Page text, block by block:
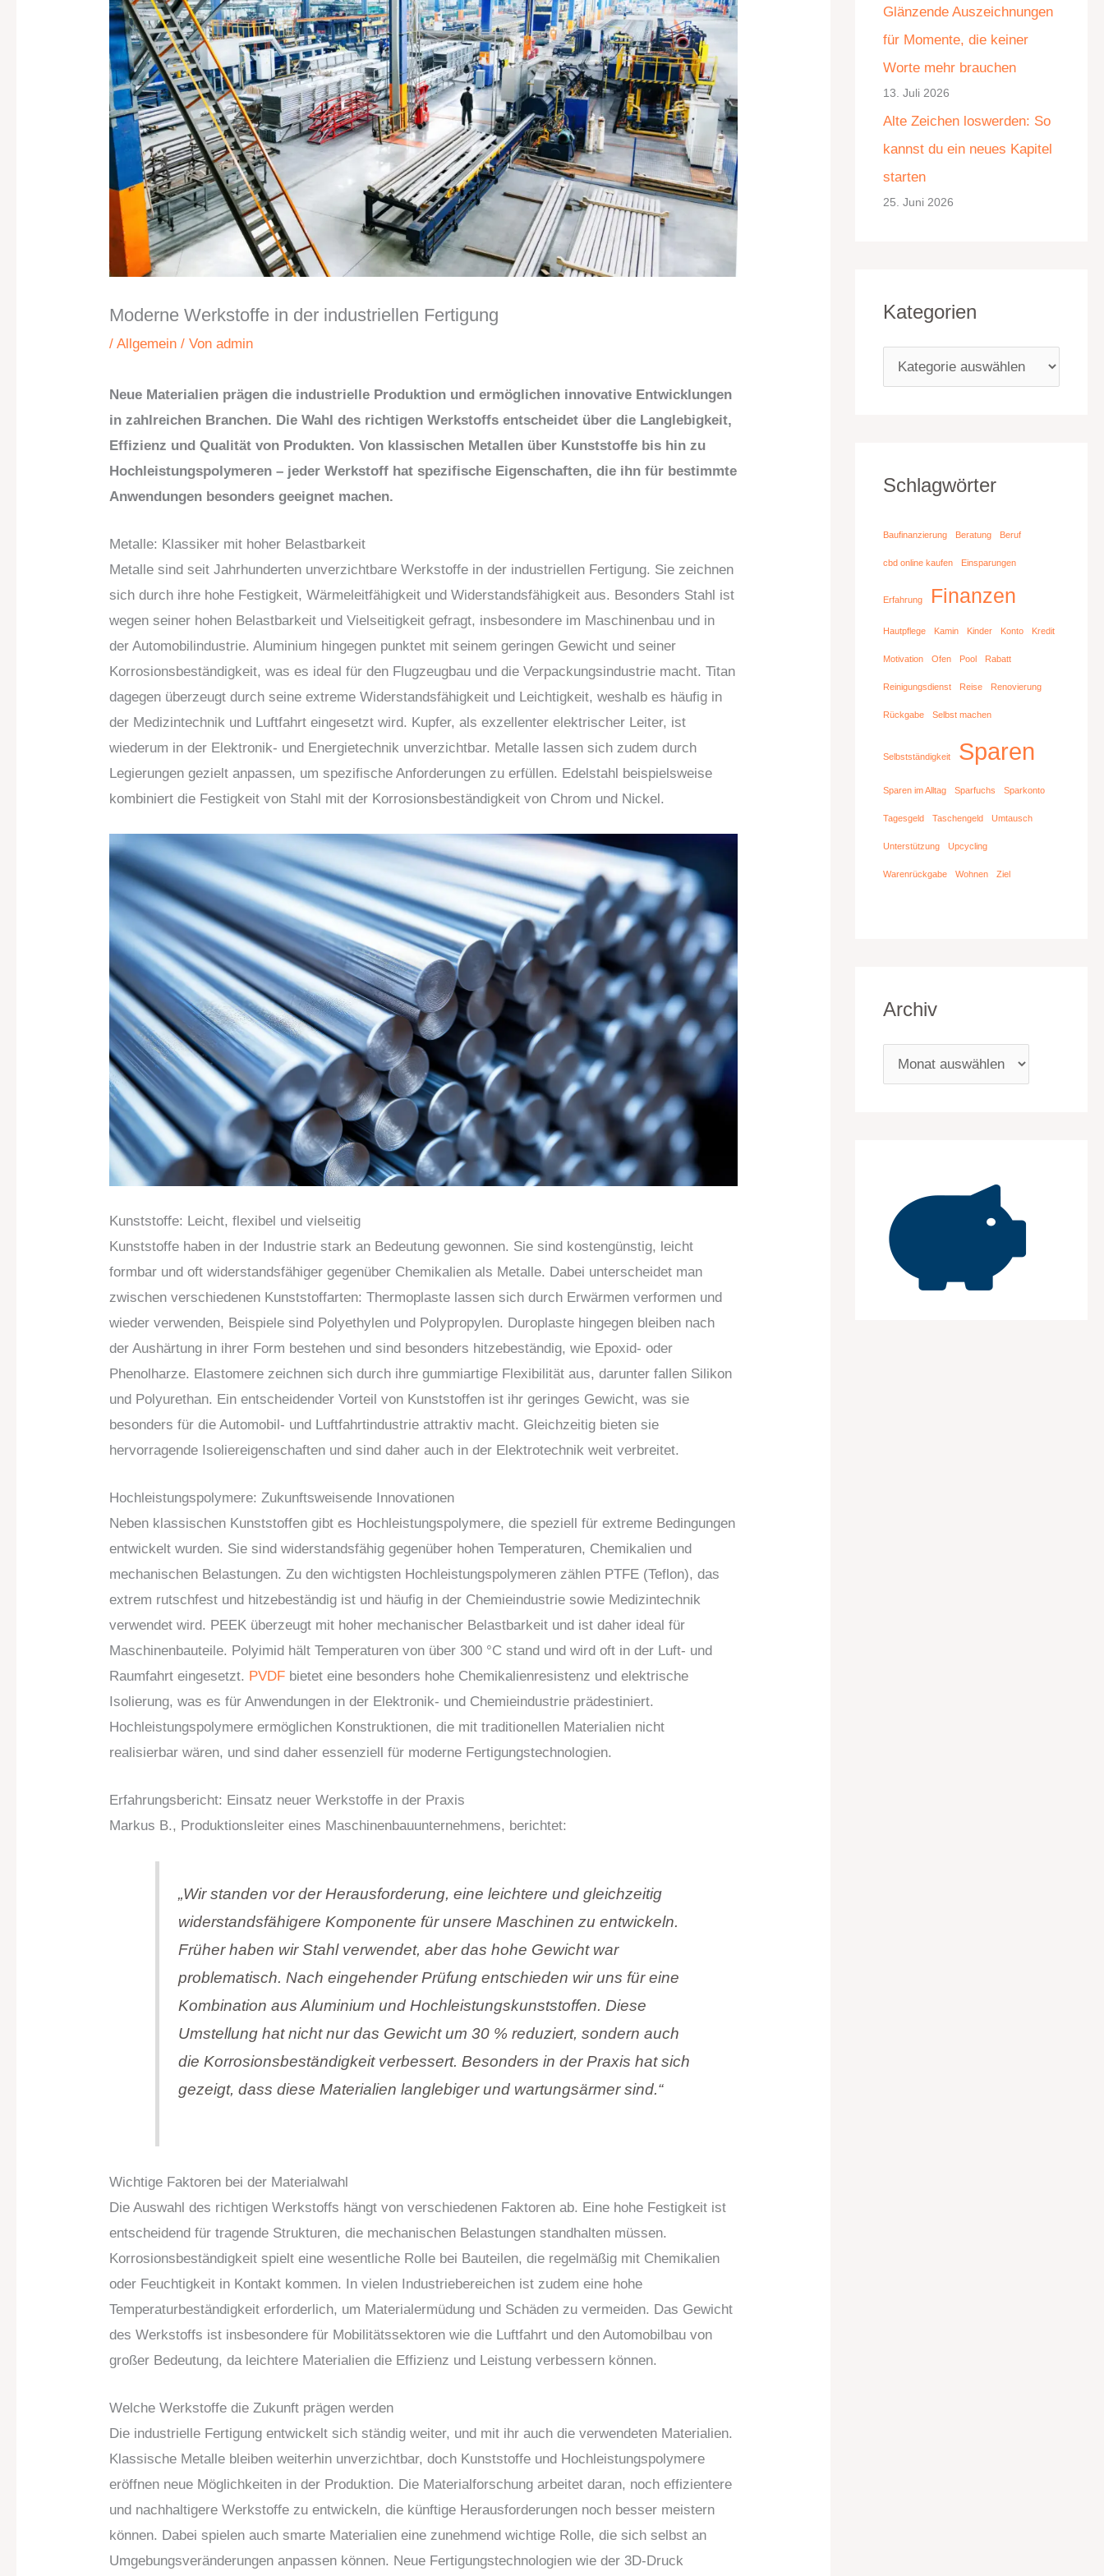
Moderne Werkstoffe in der industriellen Fertigung
/Allgemein / Vonadmin
Neue Materialien prägen die industrielle Produktion und ermöglichen innovative Entwicklungen
in zahlreichen Branchen. Die Wahl des richtigen Werkstoffs entscheidet über die Langlebigkeit,
Effizienz und Qualität von Produkten. Von klassischen Metallen über Kunststoffe bis hin zu
Hochleistungspolymeren – jeder Werkstoff hat spezifische Eigenschaften, die ihn für bestimmte
Anwendungen besonders geeignet machen.
Metalle: Klassiker mit hoher Belastbarkeit
Metalle sind seit Jahrhunderten unverzichtbare Werkstoffe in der industriellen Fertigung. Sie zeichnen
sich durch ihre hohe Festigkeit, Wärmeleitfähigkeit und Widerstandsfähigkeit aus. Besonders Stahl ist
wegen seiner hohen Belastbarkeit und Vielseitigkeit gefragt, insbesondere im Maschinenbau und in
der Automobilindustrie. Aluminium hingegen punktet mit seinem geringen Gewicht und seiner
Korrosionsbeständigkeit, was es ideal für den Flugzeugbau und die Verpackungsindustrie macht. Titan
dagegen überzeugt durch seine extreme Widerstandsfähigkeit und Leichtigkeit, weshalb es häufig in
der Medizintechnik und Luftfahrt eingesetzt wird. Kupfer, als exzellenter elektrischer Leiter, ist
wiederum in der Elektronik- und Energietechnik unverzichtbar. Metalle lassen sich zudem durch
Legierungen gezielt anpassen, um spezifische Anforderungen zu erfüllen. Edelstahl beispielsweise
kombiniert die Festigkeit von Stahl mit der Korrosionsbeständigkeit von Chrom und Nickel.
Kunststoffe: Leicht, flexibel und vielseitig
Kunststoffe haben in der Industrie stark an Bedeutung gewonnen. Sie sind kostengünstig, leicht
formbar und oft widerstandsfähiger gegenüber Chemikalien als Metalle. Dabei unterscheidet man
zwischen verschiedenen Kunststoffarten: Thermoplaste lassen sich durch Erwärmen verformen und
wieder verwenden, Beispiele sind Polyethylen und Polypropylen. Duroplaste hingegen bleiben nach
der Aushärtung in ihrer Form bestehen und sind besonders hitzebeständig, wie Epoxid- oder
Phenolharze. Elastomere zeichnen sich durch ihre gummiartige Flexibilität aus, darunter fallen Silikon
und Polyurethan. Ein entscheidender Vorteil von Kunststoffen ist ihr geringes Gewicht, was sie
besonders für die Automobil- und Luftfahrtindustrie attraktiv macht. Gleichzeitig bieten sie
hervorragende Isoliereigenschaften und sind daher auch in der Elektrotechnik weit verbreitet.
Hochleistungspolymere: Zukunftsweisende Innovationen
Neben klassischen Kunststoffen gibt es Hochleistungspolymere, die speziell für extreme Bedingungen
entwickelt wurden. Sie sind widerstandsfähig gegenüber hohen Temperaturen, Chemikalien und
mechanischen Belastungen. Zu den wichtigsten Hochleistungspolymeren zählen PTFE (Teflon), das
extrem rutschfest und hitzebeständig ist und häufig in der Chemieindustrie sowie Medizintechnik
verwendet wird. PEEK überzeugt mit hoher mechanischer Belastbarkeit und ist daher ideal für
Maschinenbauteile. Polyimid hält Temperaturen von über 300 °C stand und wird oft in der Luft- und
Raumfahrt eingesetzt. PVDF bietet eine besonders hohe Chemikalienresistenz und elektrische
Isolierung, was es für Anwendungen in der Elektronik- und Chemieindustrie prädestiniert.
Hochleistungspolymere ermöglichen Konstruktionen, die mit traditionellen Materialien nicht
realisierbar wären, und sind daher essenziell für moderne Fertigungstechnologien.
Erfahrungsbericht: Einsatz neuer Werkstoffe in der Praxis
Markus B., Produktionsleiter eines Maschinenbauunternehmens, berichtet:
„Wir standen vor der Herausforderung, eine leichtere und gleichzeitig
widerstandsfähigere Komponente für unsere Maschinen zu entwickeln.
Früher haben wir Stahl verwendet, aber das hohe Gewicht war
problematisch. Nach eingehender Prüfung entschieden wir uns für eine
Kombination aus Aluminium und Hochleistungskunststoffen. Diese
Umstellung hat nicht nur das Gewicht um 30 % reduziert, sondern auch
die Korrosionsbeständigkeit verbessert. Besonders in der Praxis hat sich
gezeigt, dass diese Materialien langlebiger und wartungsärmer sind.“
Wichtige Faktoren bei der Materialwahl
Die Auswahl des richtigen Werkstoffs hängt von verschiedenen Faktoren ab. Eine hohe Festigkeit ist
entscheidend für tragende Strukturen, die mechanischen Belastungen standhalten müssen.
Korrosionsbeständigkeit spielt eine wesentliche Rolle bei Bauteilen, die regelmäßig mit Chemikalien
oder Feuchtigkeit in Kontakt kommen. In vielen Industriebereichen ist zudem eine hohe
Temperaturbeständigkeit erforderlich, um Materialermüdung und Schäden zu vermeiden. Das Gewicht
des Werkstoffs ist insbesondere für Mobilitätssektoren wie die Luftfahrt und den Automobilbau von
großer Bedeutung, da leichtere Materialien die Effizienz und Leistung verbessern können.
Welche Werkstoffe die Zukunft prägen werden
Die industrielle Fertigung entwickelt sich ständig weiter, und mit ihr auch die verwendeten Materialien.
Klassische Metalle bleiben weiterhin unverzichtbar, doch Kunststoffe und Hochleistungspolymere
eröffnen neue Möglichkeiten in der Produktion. Die Materialforschung arbeitet daran, noch effizientere
und nachhaltigere Werkstoffe zu entwickeln, die künftige Herausforderungen noch besser meistern
können. Dabei spielen auch smarte Materialien eine zunehmend wichtige Rolle, die sich selbst an
Umgebungsveränderungen anpassen können. Neue Fertigungstechnologien wie der 3D-Druck
Glänzende Auszeichnungen
für Momente, die keiner
Worte mehr brauchen
13. Juli 2026
Alte Zeichen loswerden: So
kannst du ein neues Kapitel
starten
25. Juni 2026
Kategorien
e
n
Schlagwörter
Baufinanzierung Beratung Beruf
cbd online kaufen Einsparungen
Erfahrung Finanzen
Hautpflege Kamin Kinder Konto Kredit
Motivation Ofen Pool Rabatt
Reinigungsdienst Reise Renovierung
Rückgabe Selbst machen
Selbstständigkeit Sparen
Sparen im Alltag Sparfuchs Sparkonto
Tagesgeld Taschengeld Umtausch
Unterstützung Upcycling
Warenrückgabe Wohnen Ziel
Archiv